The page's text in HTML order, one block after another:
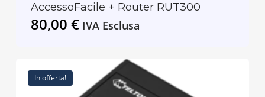
AccessoFacile + Router RUT300
80,00 € IVA Esclusa
In offerta!